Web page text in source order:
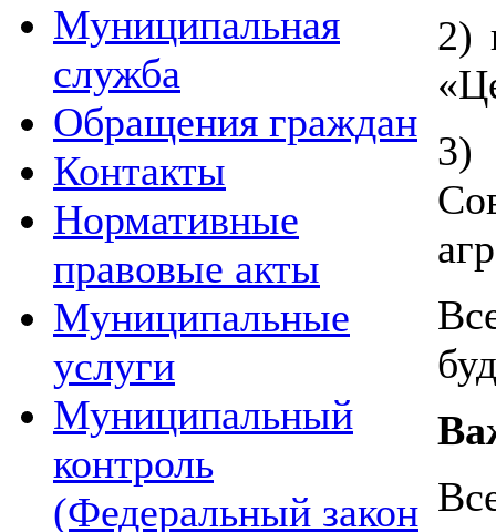
Муниципальная
служба
Обращения граждан
Контакты
Нормативные
правовые акты
Муниципальные
услуги
Муниципальный
контроль
(Федеральный закон
2)
3)